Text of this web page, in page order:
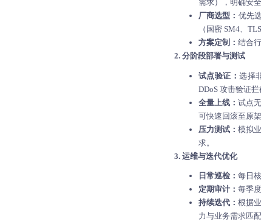
需求），明确安
厂商选型： 优先
（国密 SM4、
方案定制： 结合
2. 分阶段部署与测试
试点验证：选择
DDoS 攻击验证
全量上线：试点
可快速回滚至原架
压力测试：模拟
求。
3. 运维与迭代优化
日常巡检： 每日
定期审计： 每季
持续迭代：根据
力与业务需求匹配